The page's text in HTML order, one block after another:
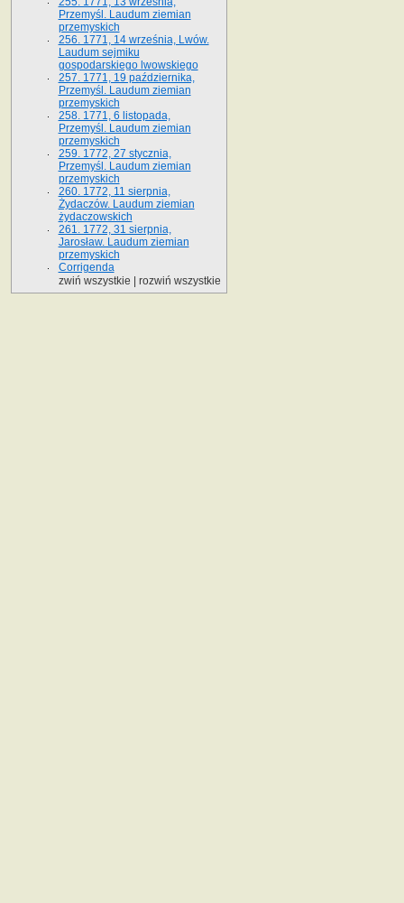
Przemyśl. Laudum ziemian
przemyskich
256. 1771, 14 września, Lwów.
Laudum sejmiku
gospodarskiego lwowskiego
257. 1771, 19 października,
Przemyśl. Laudum ziemian
przemyskich
258. 1771, 6 listopada,
Przemyśl. Laudum ziemian
przemyskich
259. 1772, 27 stycznia,
Przemyśl. Laudum ziemian
przemyskich
260. 1772, 11 sierpnia,
Żydaczów. Laudum ziemian
żydaczowskich
261. 1772, 31 sierpnia,
Jarosław. Laudum ziemian
przemyskich
Corrigenda
zwiń wszystkie
rozwiń wszystkie